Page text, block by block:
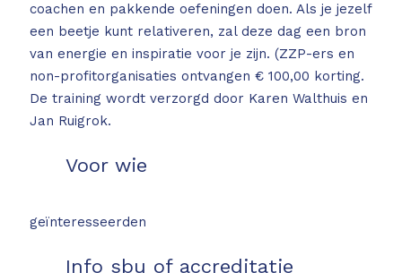
coachen en pakkende oefeningen doen. Als je jezelf
een beetje kunt relativeren, zal deze dag een bron
van energie en inspiratie voor je zijn. (ZZP-ers en
non-profitorganisaties ontvangen € 100,00 korting.
De training wordt verzorgd door Karen Walthuis en
Jan Ruigrok.
Voor wie
geïnteresseerden
Info sbu of accreditatie